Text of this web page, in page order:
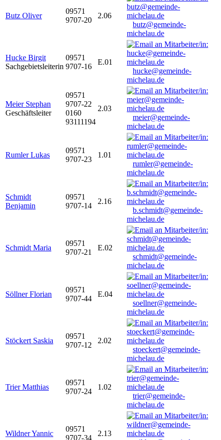
Butz Oliver
09571
9707-20
2.06
butz@gemeinde-
michelau.de
Hucke Birgit
Sachgebietsleiterin
09571
9707-16
E.01
hucke@gemeinde-
michelau.de
Meier Stephan
Geschäftsleiter
09571
9707-22
0160
93111194
2.03
meier@gemeinde-
michelau.de
Rumler Lukas
09571
9707-23
1.01
rumler@gemeinde-
michelau.de
Schmidt
Benjamin
09571
9707-14
2.16
b.schmidt@gemeinde-
michelau.de
Schmidt Maria
09571
9707-21
E.02
schmidt@gemeinde-
michelau.de
Söllner Florian
09571
9707-44
E.04
soellner@gemeinde-
michelau.de
Stöckert Saskia
09571
9707-12
2.02
stoeckert@gemeinde-
michelau.de
Trier Matthias
09571
9707-24
1.02
trier@gemeinde-
michelau.de
Wildner Yannic
09571
9707-34
2.13